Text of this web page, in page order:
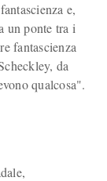
e,
un ponte tra i
fantascienza
da
qualcosa".